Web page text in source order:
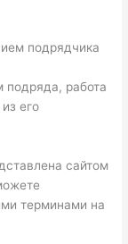
подрядчика
подряда, работа
его
сайтом
терминами на